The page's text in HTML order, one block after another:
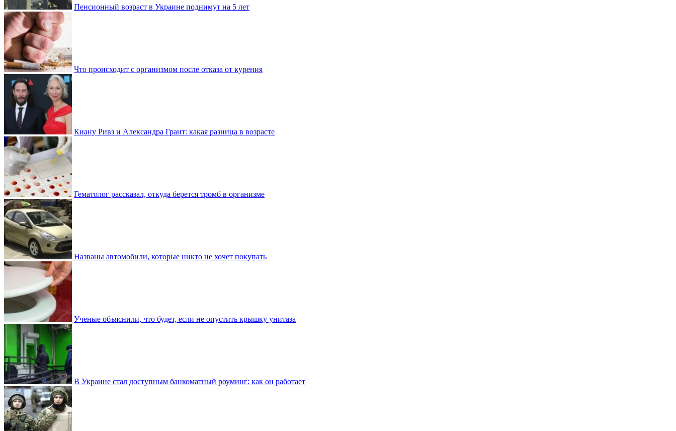
Пенсионный возраст в Украине поднимут на 5 лет
Что происходит с организмом после отказа от курения
Киану Ривз и Александра Грант: какая разница в возрасте
Гематолог рассказал, откуда берется тромб в организме
Названы автомобили, которые никто не хочет покупать
Ученые объяснили, что будет, если не опустить крышку унитаза
В Украине стал доступным банкоматный роуминг: как он работает